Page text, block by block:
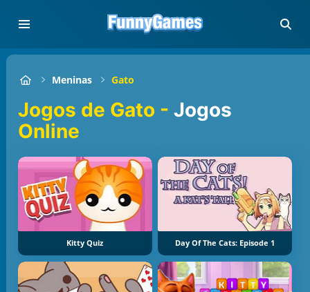
Meninas Gato
Jogos de Gato -Jogos
Online
Kitty Quiz Day Of The Cats: Episode 1